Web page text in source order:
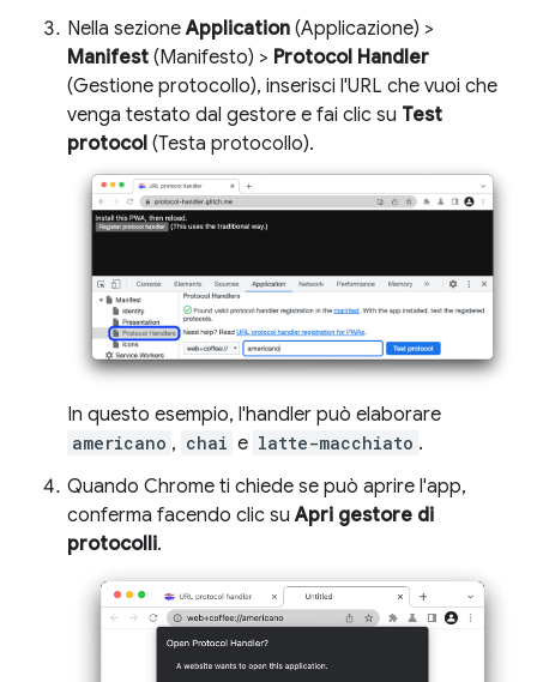
Nella sezioneApplication (Applicazione) >
Manifest (Manifesto) > Protocol Handler
(Gestione protocollo), inserisci l'URL che vuoi che
venga testato dal gestore e fai clic su Test
protocol (Testa protocollo).
In questo esempio, l'handler può elaborare
americano , chai e latte-macchiato .
Quando Chrome ti chiede se può aprire l'app,
conferma facendo clic suApri gestore di
protocolli.